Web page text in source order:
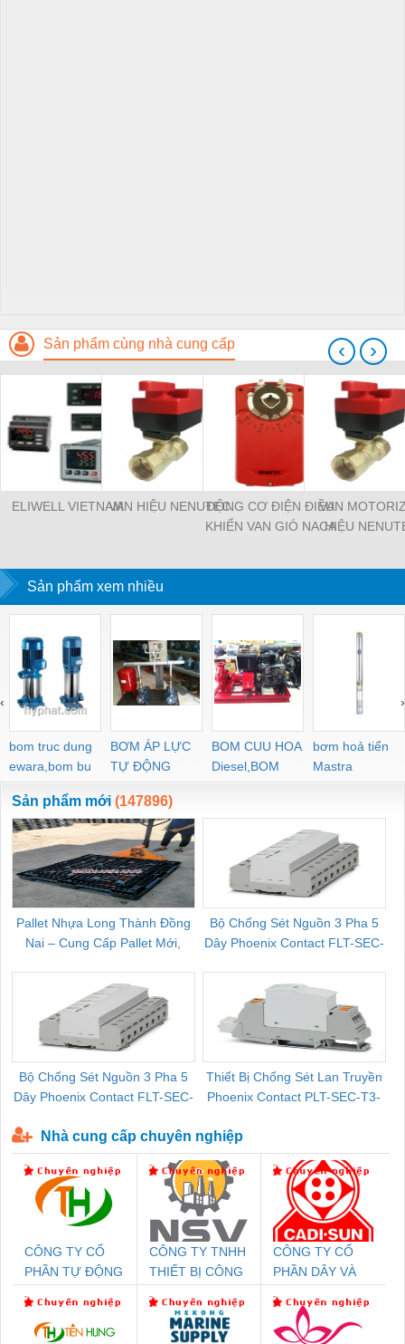
Sản phẩm cùng nhà cung cấp
ELIWELL VIETNAMVAN HIỆU NENUTECĐỘNG CƠ ĐIỆN ĐIỀU
KHIỂN VAN GIÓ NACA
VAN
HIỆU
‹ ›
Sản phẩm xem nhiều
bom truc dung
ewara,bom bu
ewara
BƠM ÁP LỰC
TỰ ĐỘNG
BOM CUU HOA
Diesel,BOM
CHUA CHAY
bơm hoả tiển
Mastra
‹ ›
Sản phẩm mới (147896)
Pallet Nhựa Long Thành Đồng
Nai – Cung Cấp Pallet Mới,
Bộ Chống Sét Nguồn 3 Pha 5
Dây Phoenix Contact FLT-SEC-
Bộ Chống Sét Nguồn 3 Pha 5
Dây Phoenix Contact FLT-SEC-
Thiết Bị Chống Sét Lan Truyền
Phoenix Contact PLT-SEC-T3-
Nhà cung cấp chuyên nghiệp
CÔNG TY CỔ
PHẦN TỰ ĐỘNG
CÔNG TY TNHH
THIẾT BỊ CÔNG
SETSUBI VIỆT
NAM
CÔNG TY CỔ
PHẦN DÂY VÀ
THƯỢNG ĐÌNH